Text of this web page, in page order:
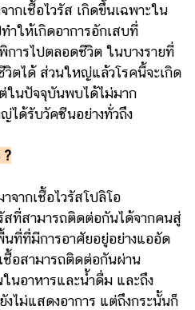
ชื้อไวรัส เกิดขึ้นเฉพาะใน
ำให้เกิดอาการอักเสบที่
ารไปตลอดชีวิต ในบางรายที่
วิตได้ ส่วนใหญ่แล้วโรคนี้จะเกิด
ในปัจจุบันพบได้ไม่มาก
ได้รับวัคซีนอย่างทั่วถึง
?
กเชื้อไวรัสโปลิโอ
สที่สามารถติดต่อกันได้จากคนสู่
ที่ที่มีการอาศัยอยู่อย่างแออัด
อสามารถติดต่อกันผ่าน
นอาหารและน้ำดื่ม และถึง
งไม่แสดงอาการ แต่ถึงกระนั้นก็